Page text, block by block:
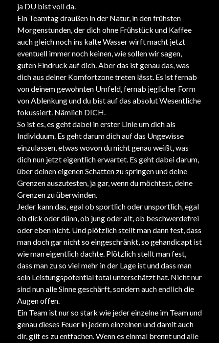
ja DU bist voll da.
Ein Teamtag draußen in der Natur, in den frühsten
Morgenstunden, der dich ohne Frühstück und Kaffee
auch gleich noch ins kalte Wasser wirft macht jetzt
eventuell immer noch keinen, wie sollen wir sagen,
guten Eindruck auf dich. Aber das ist genau das, was
dich aus deiner Komfortzone treten lässt. Es ist fernab
von deinem gewohnten Umfeld, fernab jeglicher Form
von Ablenkung und du bist auf das absolut Wesentliche
fokussiert. Nämlich DICH.
So ist es, es geht dabei in erster Linie um dich als
Individuum. Es geht darum dich auf das Ungewisse
einzulassen, etwas wovon du nicht genau weißt, was
dich nun jetzt eigentlich erwartet. Es geht dabei darum,
über deinen eigenen Schatten zu springen und deine
Grenzen auszutesten, ja gar, wenn du möchtest, deine
Grenzen zu überwinden.
Jeder kann das, egal ob sportlich oder unsportlich, egal
ob dick oder dünn, ob jung oder alt, ob beschwerdefrei
oder eben nicht. Und plötzlich stellt man dann fest, dass
man doch gar nicht so eingeschränkt, so gehandicapt ist
wie man eigentlich dachte. Plötzlich stellt man fest,
dass man zu so viel mehr in der Lage ist und dass man
sein Leistungspotential total unterschätzt hat. Nicht nur
sind nun alle Sinne geschärft, sondern auch endlich die
Augen offen.
Ein Team ist nur so stark wie jeder einzelne im Team und
genau dieses Feuer in jedem einzelnen und damit auch
dir, gilt es zu entfachen. Wenn es einmal brennt und alle